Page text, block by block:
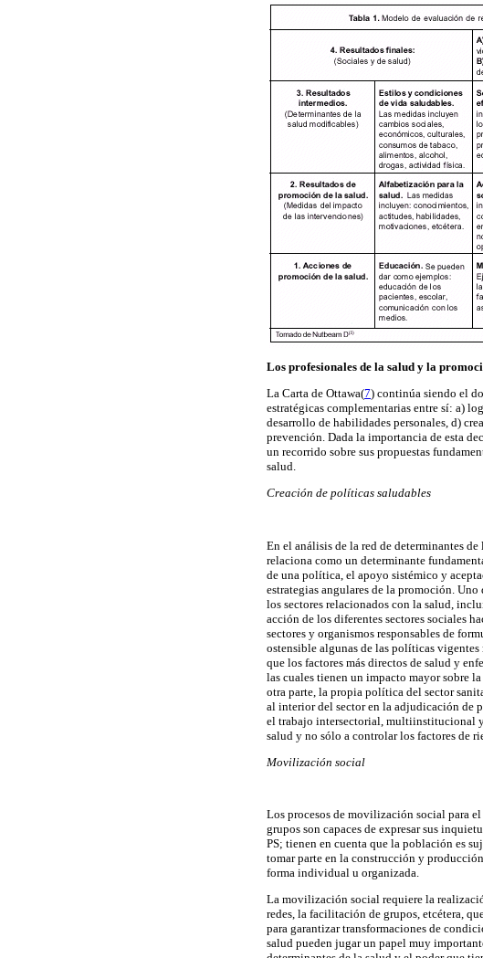
Los profesionales de la salud y la
La Carta de Ottawa(7) continúa siendo el
estratégicas complementarias entre sí: a)
desarrollo de habilidades personales, d)
prevención. Dada la importancia de esta
un recorrido sobre sus propuestas
salud.
Creación de políticas saludables
En el análisis de la red de determinantes
relaciona como un determinante
de una política, el apoyo sistémico y
estrategias angulares de la promoción.
los sectores relacionados con la salud,
acción de los diferentes sectores sociales
sectores y organismos responsables de
ostensible algunas de las políticas
que los factores más directos de salud y
las cuales tienen un impacto mayor sobre
otra parte, la propia política del sector
al interior del sector en la adjudicación de
el trabajo intersectorial, multiinstitucional
salud y no sólo a controlar los factores de
Movilización social
Los procesos de movilización social para
grupos son capaces de expresar sus
PS; tienen en cuenta que la población es
tomar parte en la construcción y
forma individual u organizada.
La movilización social requiere la
redes, la facilitación de grupos, etcétera,
para garantizar transformaciones de
salud pueden jugar un papel muy